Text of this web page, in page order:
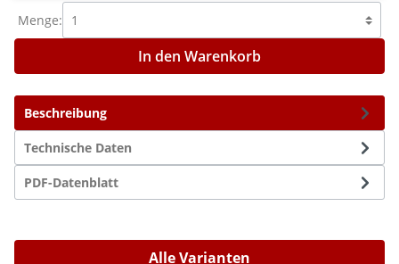
Beschreibung
Technische Daten
PDF-Datenblatt
Menge:
In den Warenkorb
Alle Varianten